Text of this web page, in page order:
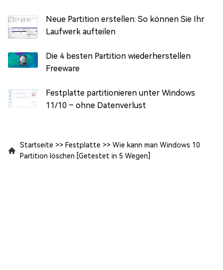
Neue Partition erstellen: So können Sie Ihr
Laufwerk aufteilen
Die 4 besten Partition wiederherstellen
Freeware
Festplatte partitionieren unter Windows
11/10 – ohne Datenverlust
Startseite >> Festplatte >> Wie kann man Windows 10
Partition löschen [Getestet in 5 Wegen]